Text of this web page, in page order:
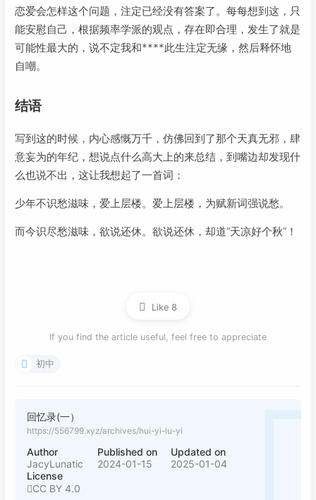
恋爱会怎样这个问题，注定已经没有答案了。每每想到这，只
能安慰自己，根据频率学派的观点，存在即合理，发生了就是
可能性最大的，说不定我和****此生注定无缘，然后释怀地
自嘲。
结语
写到这的时候，内心感慨万千，仿佛回到了那个天真无邪，肆
意妄为的年纪，想说点什么高大上的来总结，到嘴边却发现什
么也说不出，这让我想起了一首词：
少年不识愁滋味，爱上层楼。爱上层楼，为赋新词强说愁。
而今识尽愁滋味，欲说还休。欲说还休，却道“天凉好个秋”！
Like 8
If you find the article useful, feel free to appreciate
初中
回忆录(一）
https://556799.xyz/archives/hui-yi-lu-yi
Author
JacyLunatic
Published on
2024-01-15
Updated on
2025-01-04
License
CC BY 4.0